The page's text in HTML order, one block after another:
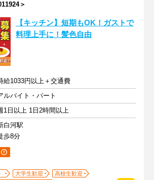
＞
【キッチン】短期もOK！ガストで
料理上手に！髪色自由
給1033円以上＋交通費
ルバイト・パート
1日以上 1日2時間以上
白河駅
歩8分
大学生歓迎
高校生歓迎